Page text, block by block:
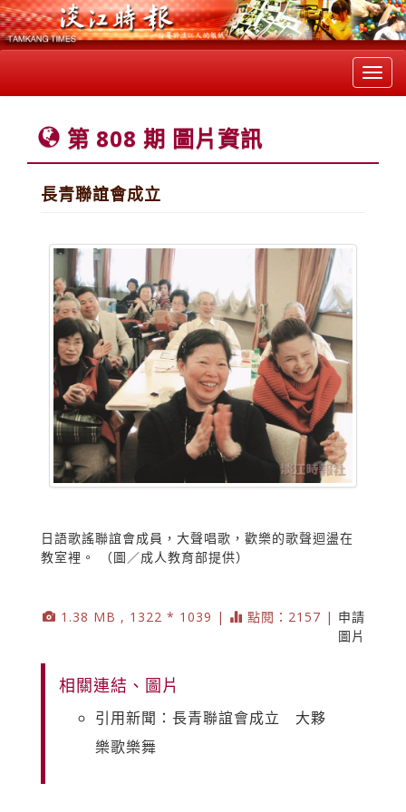
第 808 期 圖片資訊
長青聯誼會成立
日語歌謠聯誼會成員，大聲唱歌，歡樂的歌聲迴盪在
教室裡。 （圖／成人教育部提供）
1.38 MB , 1322 * 1039 | 點閱：2157 | 申請
圖片
相關連結、圖片
引用新聞：長青聯誼會成立 大夥
樂歌樂舞